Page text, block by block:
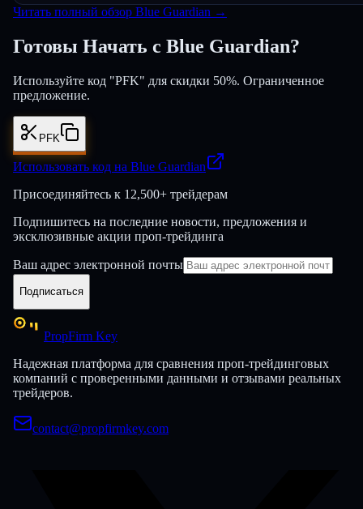
Читать полный обзор Blue Guardian →
Готовы Начать с Blue Guardian?
Используйте код "PFK" для скидки 50%. Ограниченное
предложение.
PFK
Использовать код на Blue Guardian
Присоединяйтесь к 12,500+ трейдерам
Подпишитесь на последние новости, предложения и
эксклюзивные акции проп-трейдинга
Ваш адрес электронной почты
Подписаться
PropFirm Key
Надежная платформа для сравнения проп-трейдинговых
компаний с проверенными данными и отзывами реальных
трейдеров.
contact@propfirmkey.com